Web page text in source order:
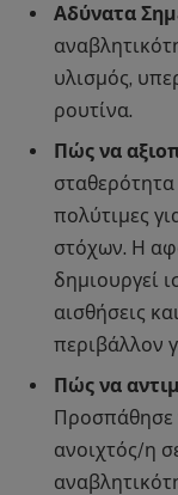
Αδύνατα
υλισμός,
ρουτίνα.
Πώς να
σταθερότητα
πολύτιμες
στόχων. Η
δημιουργεί
αισθήσεις
περιβάλλον
Πώς να
Προσπάθησε
ανοιχτός/η